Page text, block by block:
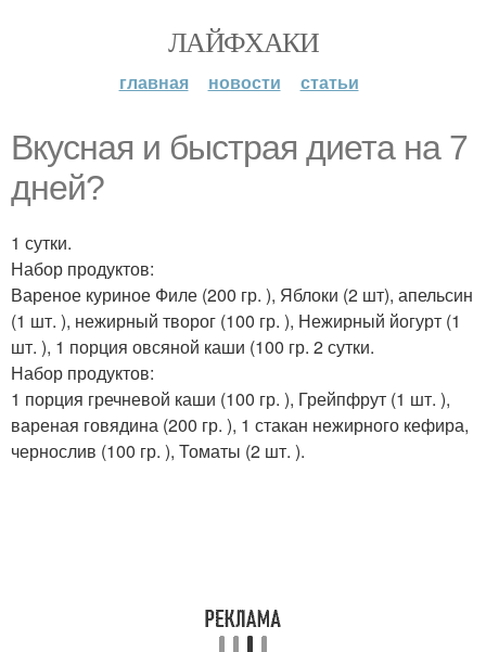
ЛАЙФХАКИ
главная новости статьи
Вкусная и быстрая диета на 7
дней?
1 сутки.
Набор продуктов:
Вареное куриное Филе (200 гр. ), Яблоки (2 шт), апельсин
(1 шт. ), нежирный творог (100 гр. ), Нежирный йогурт (1
шт. ), 1 порция овсяной каши (100 гр. 2 сутки.
Набор продуктов:
1 порция гречневой каши (100 гр. ), Грейпфрут (1 шт. ),
вареная говядина (200 гр. ), 1 стакан нежирного кефира,
чернослив (100 гр. ), Томаты (2 шт. ).